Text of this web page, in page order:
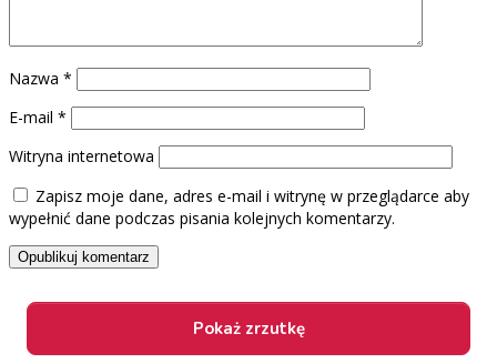
Nazwa *
E-mail *
Witryna internetowa
Zapisz moje dane, adres e-mail i witrynę w przeglądarce aby
wypełnić dane podczas pisania kolejnych komentarzy.